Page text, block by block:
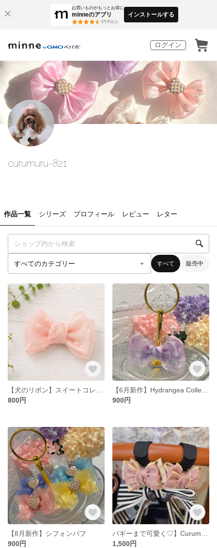
お買いものがもっとお得に
minneのアプリ
3万件以上
インストールする
ログイン
curumuru-821
作品一覧 シリーズ プロフィール レビュー レター
すべて 販売中
800円
900円
【8月新作】シフォンパフ
900円
1,500円